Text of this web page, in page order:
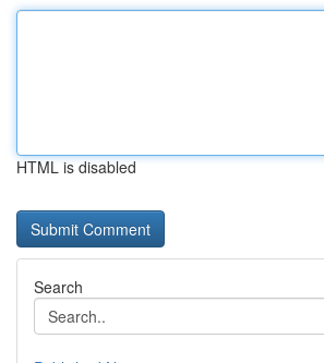
HTML is disabled
Search